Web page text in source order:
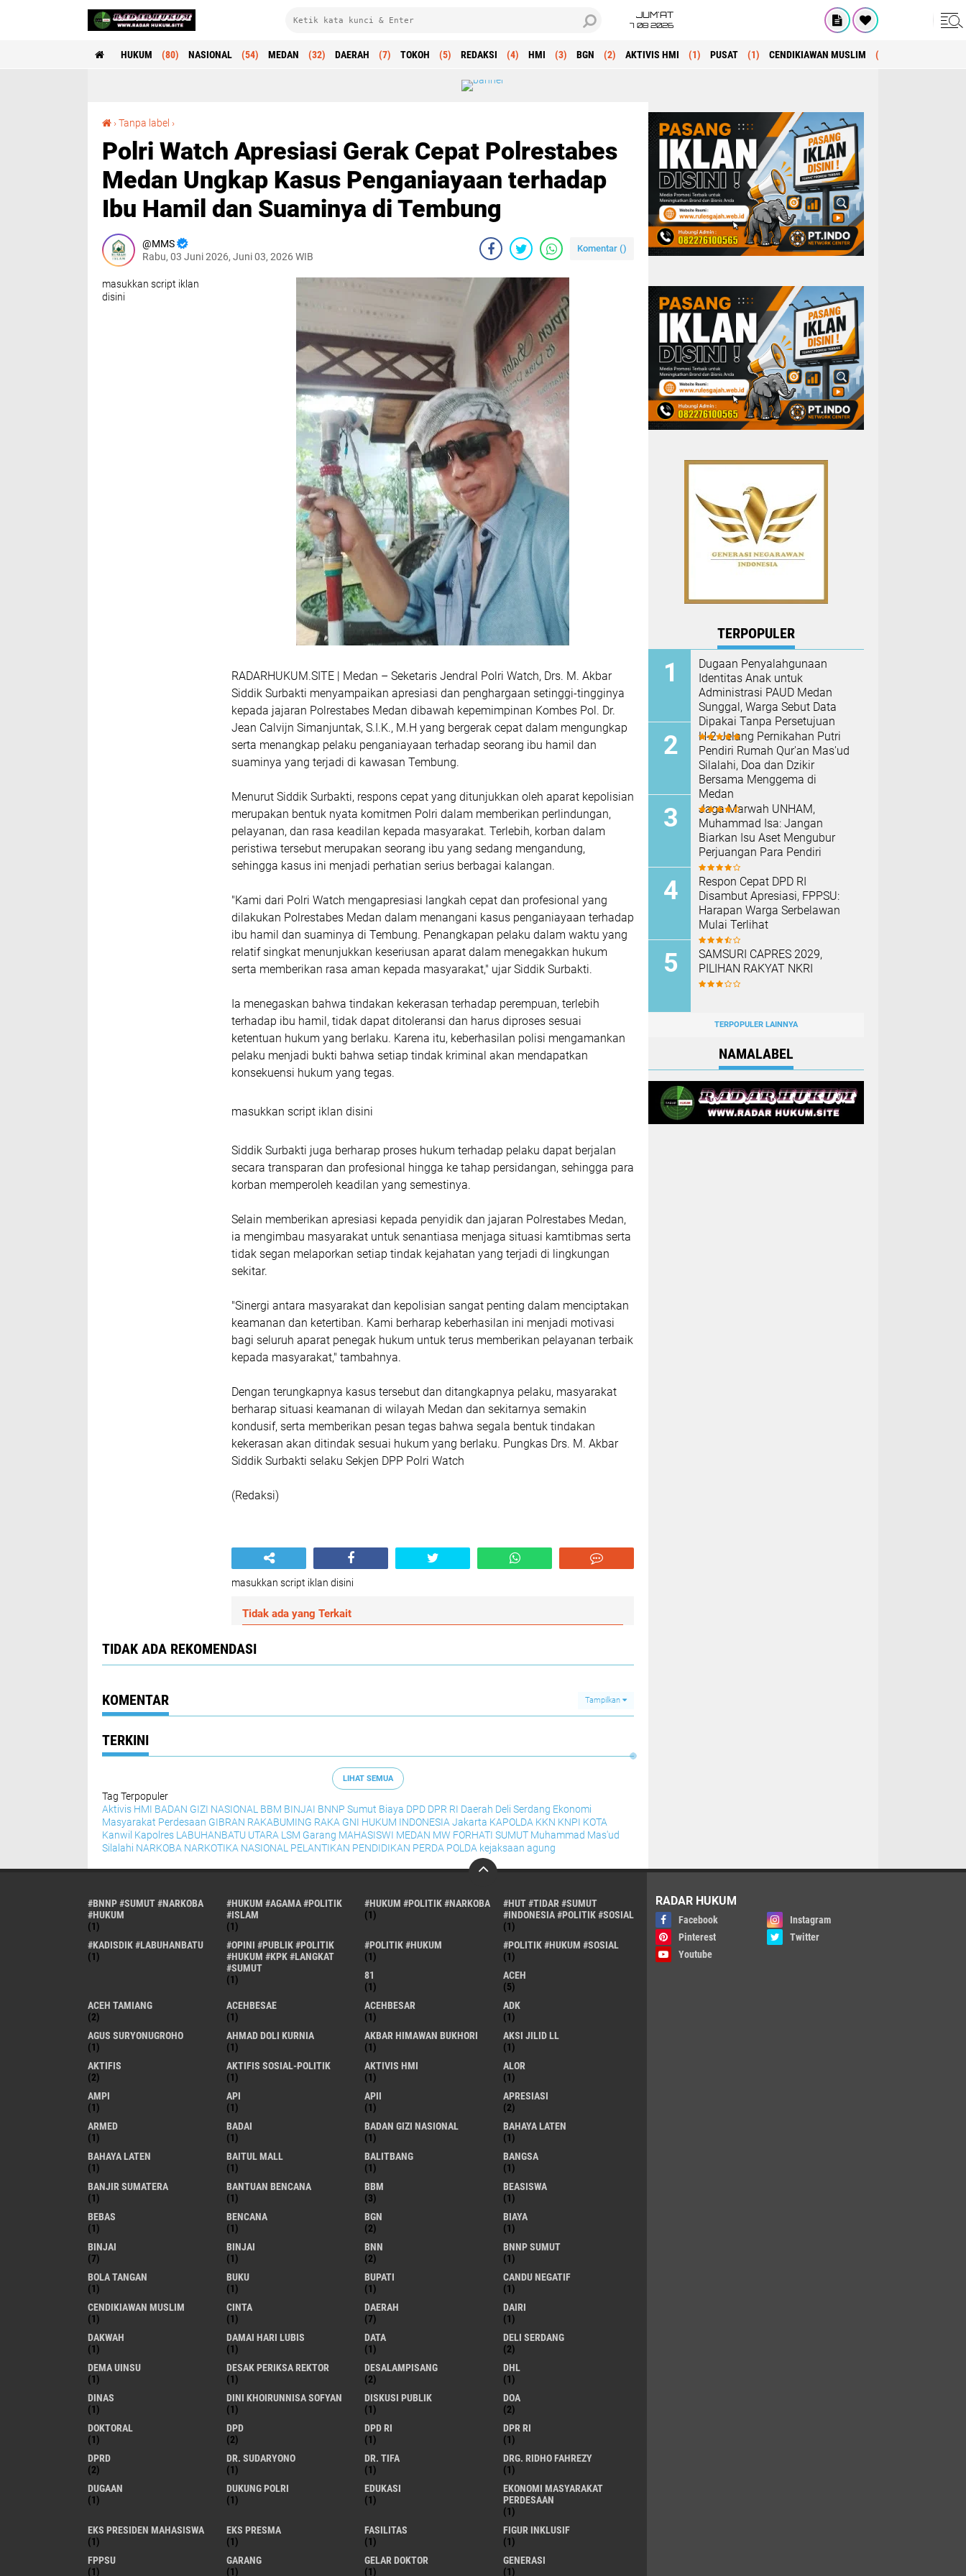
JUM'AT
7 08 2026
HUKUM (80) NASIONAL (54) MEDAN (32) DAERAH (7) TOKOH (5) REDAKSI (4) HMI (3) BGN (2) AKTIVIS HMI (1) PUSAT (1) CENDIKIAWAN MUSLIM (1)
›Tanpa label ›
Polri Watch Apresiasi Gerak Cepat Polrestabes
Medan Ungkap Kasus Penganiayaan terhadap
Ibu Hamil dan Suaminya di Tembung
MMS
Rabu, 03 Juni 2026, Juni 03, 2026 WIB
Komentar ()
masukkan script iklan
disini
RADARHUKUM.SITE | Medan – Seketaris Jendral Polri Watch, Drs. M. Akbar
Siddik Surbakti menyampaikan apresiasi dan penghargaan setinggi-tingginya
kepada jajaran Polrestabes Medan dibawah kepemimpinan Kombes Pol. Dr.
Jean Calvijn Simanjuntak, S.I.K., M.H yang bergerak cepat dalam mengungkap
serta menangkap pelaku penganiayaan terhadap seorang ibu hamil dan
suaminya yang terjadi di kawasan Tembung.
Menurut Siddik Surbakti, respons cepat yang ditunjukkan oleh aparat kepolisian
merupakan bentuk nyata komitmen Polri dalam memberikan perlindungan,
pelayanan, dan rasa keadilan kepada masyarakat. Terlebih, korban dalam
peristiwa tersebut merupakan seorang ibu yang sedang mengandung,
sehingga kasus ini menjadi perhatian serius berbagai kalangan.
"Kami dari Polri Watch mengapresiasi langkah cepat dan profesional yang
dilakukan Polrestabes Medan dalam menangani kasus penganiayaan terhadap
ibu hamil dan suaminya di Tembung. Penangkapan pelaku dalam waktu yang
relatif singkat menunjukkan keseriusan aparat dalam menegakkan hukum
serta memberikan rasa aman kepada masyarakat," ujar Siddik Surbakti.
Ia menegaskan bahwa tindakan kekerasan terhadap perempuan, terlebih
terhadap ibu hamil, tidak dapat ditoleransi dan harus diproses sesuai
ketentuan hukum yang berlaku. Karena itu, keberhasilan polisi mengamankan
pelaku menjadi bukti bahwa setiap tindak kriminal akan mendapatkan
konsekuensi hukum yang tegas.
masukkan script iklan disini
Siddik Surbakti juga berharap proses hukum terhadap pelaku dapat berjalan
secara transparan dan profesional hingga ke tahap persidangan, sehingga para
korban memperoleh keadilan yang semestinya.
Selain memberikan apresiasi kepada penyidik dan jajaran Polrestabes Medan,
ia mengimbau masyarakat untuk senantiasa menjaga situasi kamtibmas serta
tidak segan melaporkan setiap tindak kejahatan yang terjadi di lingkungan
sekitar.
"Sinergi antara masyarakat dan kepolisian sangat penting dalam menciptakan
keamanan dan ketertiban. Kami berharap keberhasilan ini menjadi motivasi
bagi seluruh aparat penegak hukum untuk terus memberikan pelayanan terbaik
kepada masyarakat," tambahnya.
Dengan terungkapnya kasus tersebut dan ditangkapnya pelaku, masyarakat
berharap situasi keamanan di wilayah Medan dan sekitarnya semakin
kondusif, serta memberikan pesan tegas bahwa segala bentuk tindakan
kekerasan akan ditindak sesuai hukum yang berlaku. Pungkas Drs. M. Akbar
Siddik Surbakti selaku Sekjen DPP Polri Watch
(Redaksi)
masukkan script iklan disini
Tidak ada yang Terkait
TIDAK ADA REKOMENDASI
KOMENTAR Tampilkan
TERKINI
LIHAT SEMUA
Tag Terpopuler
Aktivis HMI BADAN GIZI NASIONAL BBM BINJAI BNNP Sumut Biaya DPD DPR RI Daerah Deli Serdang Ekonomi
Masyarakat Perdesaan GIBRAN RAKABUMING RAKA GNI HUKUM INDONESIA Jakarta KAPOLDA KKN KNPI KOTA
Kanwil Kapolres LABUHANBATU UTARA LSM Garang MAHASISWI MEDAN MW FORHATI SUMUT Muhammad Mas'ud
Silalahi NARKOBA NARKOTIKA NASIONAL PELANTIKAN PENDIDIKAN PERDA POLDA kejaksaan agung
TERPOPULER
Dugaan Penyalahgunaan
Identitas Anak untuk
Administrasi PAUD Medan
Sunggal, Warga Sebut Data
Dipakai Tanpa Persetujuan
H-2 Jelang Pernikahan Putri
Pendiri Rumah Qur'an Mas'ud
Silalahi, Doa dan Dzikir
Bersama Menggema di
Medan
Jaga Marwah UNHAM,
Muhammad Isa: Jangan
Biarkan Isu Aset Mengubur
Perjuangan Para Pendiri
Respon Cepat DPD RI
Disambut Apresiasi, FPPSU:
Harapan Warga Serbelawan
Mulai Terlihat
SAMSURI CAPRES 2029,
PILIHAN RAKYAT NKRI
TERPOPULER LAINNYA
NAMALABEL
#BNNP #SUMUT #NARKOBA
#HUKUM
(1)
#HUKUM #AGAMA #POLITIK
#ISLAM
(1)
#HUKUM #POLITIK #NARKOBA
(1)
#HUT #TIDAR #SUMUT
#INDONESIA #POLITIK #SOSIAL
(1)
#KADISDIK #LABUHANBATU
(1)
#OPINI #PUBLIK #POLITIK
#HUKUM #KPK #LANGKAT
#SUMUT
(1)
#POLITIK #HUKUM
(1)
#POLITIK #HUKUM #SOSIAL
(1)
81
(1)
ACEH
(5)
ACEH TAMIANG
(2)
ACEHBESAE
(1)
ACEHBESAR
(1)
ADK
(1)
AGUS SURYONUGROHO
(1)
AHMAD DOLI KURNIA
(1)
AKBAR HIMAWAN BUKHORI
(1)
AKSI JILID LL
(1)
AKTIFIS
(2)
AKTIFIS SOSIAL-POLITIK
(1)
AKTIVIS HMI
(1)
ALOR
(1)
AMPI
(1)
API
(1)
APII
(1)
APRESIASI
(2)
ARMED
(1)
BADAI
(1)
BADAN GIZI NASIONAL
(1)
BAHAYA LATEN
(1)
BAHAYA LATEN
(1)
BAITUL MALL
(1)
BALITBANG
(1)
BANGSA
(1)
BANJIR SUMATERA
(1)
BANTUAN BENCANA
(1)
BBM
(3)
BEASISWA
(1)
BEBAS
(1)
BENCANA
(1)
BGN
(2)
BIAYA
(1)
BINJAI
(7)
BINJAI
(1)
BNN
(2)
BNNP SUMUT
(1)
BOLA TANGAN
(1)
BUKU
(1)
BUPATI
(1)
CANDU NEGATIF
(1)
CENDIKIAWAN MUSLIM
(1)
CINTA
(1)
DAERAH
(7)
DAIRI
(1)
DAKWAH
(1)
DAMAI HARI LUBIS
(1)
DATA
(1)
DELI SERDANG
(2)
DEMA UINSU
(1)
DESAK PERIKSA REKTOR
(1)
DESALAMPISANG
(2)
DHL
(1)
DINAS
(1)
DINI KHOIRUNNISA SOFYAN
(1)
DISKUSI PUBLIK
(1)
DOA
(2)
DOKTORAL
(1)
DPD
(2)
DPD RI
(1)
DPR RI
(1)
DPRD
(2)
DR. SUDARYONO
(1)
DR. TIFA
(1)
DRG. RIDHO FAHREZY
(1)
DUGAAN
(1)
DUKUNG POLRI
(1)
EDUKASI
(1)
EKONOMI MASYARAKAT
PERDESAAN
(1)
EKS PRESIDEN MAHASISWA
(1)
EKS PRESMA
(1)
FASILITAS
(1)
FIGUR INKLUSIF
(1)
FPPSU
(1)
GARANG
(1)
GELAR DOKTOR
(1)
GENERASI
(1)
RADAR HUKUM
Facebook
Instagram
Pinterest
Twitter
Youtube